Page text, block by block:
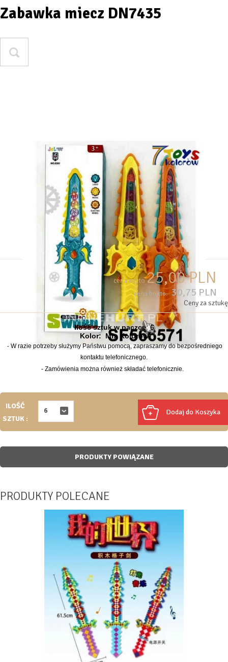
Zabawka miecz DN7435
cena netto25,00 PLN
cena brutto: 30,75 PLN
Ceny za sztukę
Ilość sztuk w paczce:6
Kolor: Mix Kolorów
- W razie potrzeby służymy Państwu pomocą, zapraszamy do bezpośredniego
kontaktu telefonicznego.
- Zamówienia można również składać telefonicznie.
Dodaj do Koszyka
ILOŚĆ
SZTUK :
6
PRODUKTY POWIĄZANE
PRODUKTY POLECANE